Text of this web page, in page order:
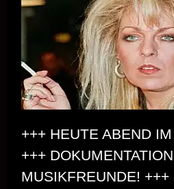
+++ HEUTE ABEND
+++
MUSIKFREUNDE!